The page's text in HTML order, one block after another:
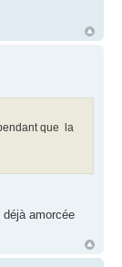
que la
amorcée